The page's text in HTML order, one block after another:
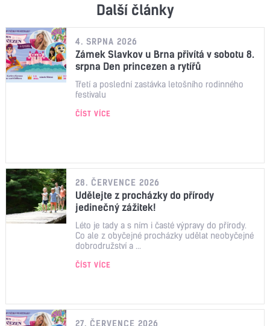
Další články
4. SRPNA 2026
Zámek Slavkov u Brna přivítá v sobotu 8.
srpna Den princezen a rytířů
Třetí a poslední zastávka letošního rodinného
festivalu
ČÍST VÍCE
28. ČERVENCE 2026
Udělejte z procházky do přírody
jedinečný zážitek!
Léto je tady a s ním i časté výpravy do přírody.
Co ale z obyčejné procházky udělat neobyčejné
dobrodružství a ...
ČÍST VÍCE
27. ČERVENCE 2026